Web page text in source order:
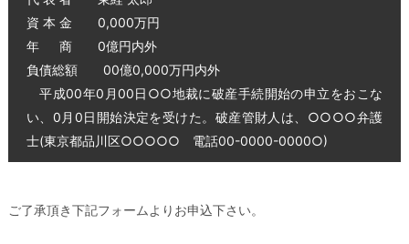
資 本 金 0,000万円
年 商 0億円内外
負債総額 00億0,000万円内外
平成00年0月00日○○地裁に破産手続開始の申立をおこな
い、0月0日開始決定を受けた。破産管財人は、○○○○弁護
士(東京都品川区○○○○○ 電話00-0000-0000○)
ご了承頂き下記フォームよりお申込下さい。